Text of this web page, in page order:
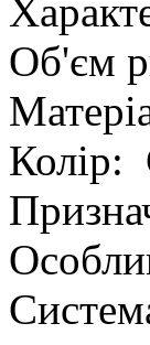
Об'єм
Колір: